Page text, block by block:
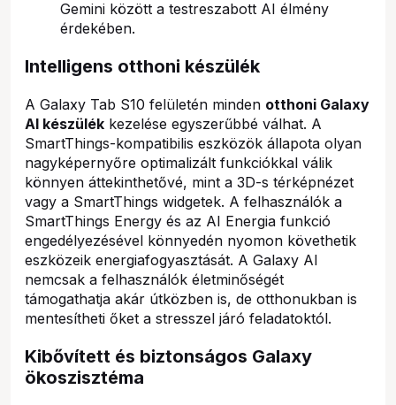
Gemini között a testreszabott AI élmény
érdekében.
Intelligens otthoni készülék
A Galaxy Tab S10 felületén minden otthoni Galaxy
AI készülék kezelése egyszerűbbé válhat. A
SmartThings-kompatibilis eszközök állapota olyan
nagyképernyőre optimalizált funkciókkal válik
könnyen áttekinthetővé, mint a 3D-s térképnézet
vagy a SmartThings widgetek. A felhasználók a
SmartThings Energy és az AI Energia funkció
engedélyezésével könnyedén nyomon követhetik
eszközeik energiafogyasztását. A Galaxy AI
nemcsak a felhasználók életminőségét
támogathatja akár útközben is, de otthonukban is
mentesítheti őket a stresszel járó feladatoktól.
Kibővített és biztonságos Galaxy
ökoszisztéma